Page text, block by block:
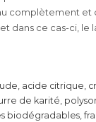
complètement et
dans ce cas-ci, le
acide citrique,
de karité,
biodégradables,